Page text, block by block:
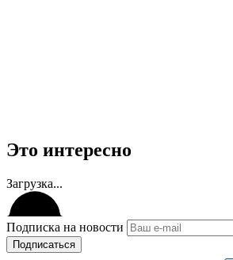
Это интересно
Загрузка...
Подписка на новости
Подписаться